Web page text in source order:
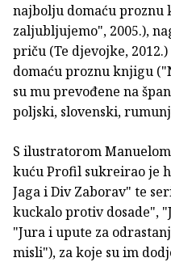
najbolju domaću proznu
zaljubljujemo", 2005.),
priču (Te djevojke,
domaću proznu knjigu
su mu prevođene na
poljski, slovenski,
S ilustratorom
kuću Profil sukreirao je
Jaga i Div Zaborav" te
kuckalo protiv dosade",
"Jura i upute za
misli"), za koje su im